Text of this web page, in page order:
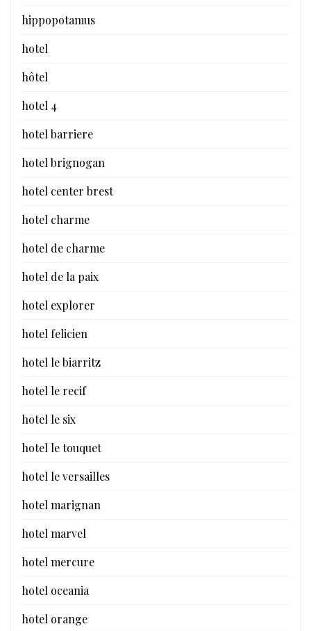
hippopotamus
hotel
hôtel
hotel 4
hotel barriere
hotel brignogan
hotel center brest
hotel charme
hotel de charme
hotel de la paix
hotel explorer
hotel felicien
hotel le biarritz
hotel le recif
hotel le six
hotel le touquet
hotel le versailles
hotel marignan
hotel marvel
hotel mercure
hotel oceania
hotel orange